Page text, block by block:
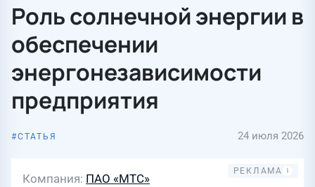
Роль солнечной энергии в
обеспечении
энергонезависимости
предприятия
СТАТЬЯ 24 июля 2026
Компания ПАО «МТС»